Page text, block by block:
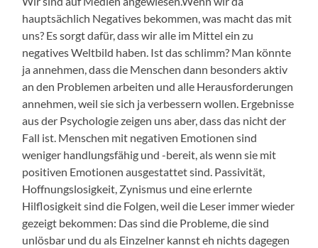
hauptsächlich Negatives bekommen, was macht das mit
uns? Es sorgt dafür, dass wir alle im Mittel ein zu
negatives Weltbild haben. Ist das schlimm? Man könnte
ja annehmen, dass die Menschen dann besonders aktiv
an den Problemen arbeiten und alle Herausforderungen
annehmen, weil sie sich ja verbessern wollen. Ergebnisse
aus der Psychologie zeigen uns aber, dass das nicht der
Fall ist. Menschen mit negativen Emotionen sind
weniger handlungsfähig und -bereit, als wenn sie mit
positiven Emotionen ausgestattet sind. Passivität,
Hoffnungslosigkeit, Zynismus und eine erlernte
Hilflosigkeit sind die Folgen, weil die Leser immer wieder
gezeigt bekommen: Das sind die Probleme, die sind
unlösbar und du als Einzelner kannst eh nichts dagegen